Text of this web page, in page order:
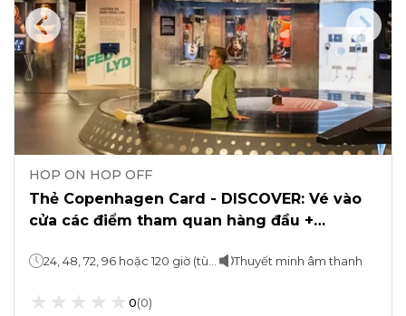
HOP ON HOP OFF
Thẻ Copenhagen Card - DISCOVER: Vé vào
cửa các điểm tham quan hàng đầu +
Thuyết minh âm thanh
0(0)